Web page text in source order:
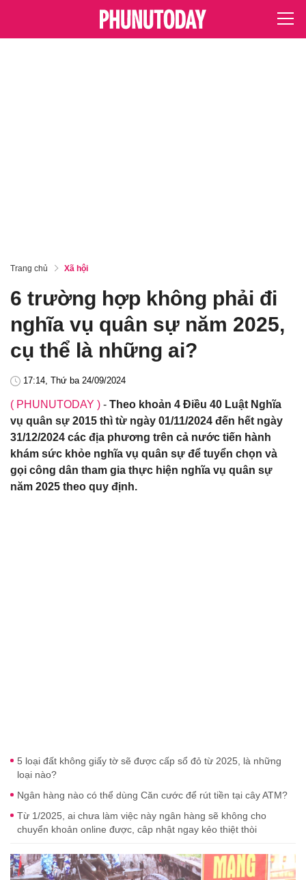
Trang chủ Xã hội
6 trường hợp không phải đi
nghĩa vụ quân sự năm 2025,
cụ thể là những ai?
17:14, Thứ ba 24/09/2024
( PHUNUTODAY ) - Theo khoản 4 Điều 40 Luật Nghĩa
vụ quân sự 2015 thì từ ngày 01/11/2024 đến hết ngày
31/12/2024 các địa phương trên cả nước tiến hành
khám sức khỏe nghĩa vụ quân sự để tuyển chọn và
gọi công dân tham gia thực hiện nghĩa vụ quân sự
năm 2025 theo quy định.
5 loại đất không giấy tờ sẽ được cấp sổ đỏ từ 2025, là những
loại nào?
Ngân hàng nào có thể dùng Căn cước để rút tiền tại cây ATM?
Từ 1/2025, ai chưa làm việc này ngân hàng sẽ không cho
chuyển khoản online được, câp nhật ngay kẻo thiệt thòi